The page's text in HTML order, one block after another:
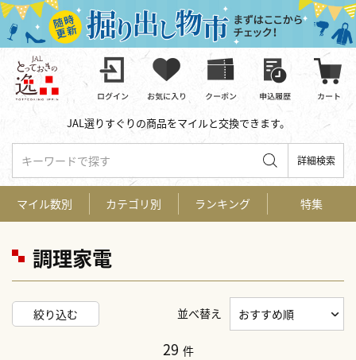
JAL選りすぐりの商品をマイルと交換できます。
キーワードで探す 詳細検索
調理家電
絞り込む 並べ替え
29 件
マイル数別 カテゴリ別 ランキング 特集